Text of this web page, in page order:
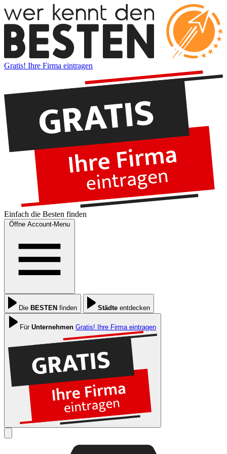
Gratis! Ihre Firma eintragen
Einfach die Besten finden
Öffne Account-Menu
Die BESTEN finden Städte entdecken
Für Unternehmen Gratis! Ihre Firma eintragen